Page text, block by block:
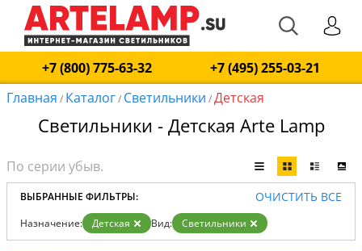
+7 (800) 775-63-32
+7 (495) 255-03-21
Главная / Каталог/ Светильники /Детская
Светильники - Детская Arte Lamp
ВЫБРАННЫЕ ФИЛЬТРЫ: ОЧИСТИТЬ ВСЕ
Назначение: Детская Вид: Светильники